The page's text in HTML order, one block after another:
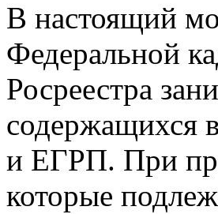
В настоящий
Федеральной
Росреестра
содержащихся
и ЕГРП. При
которые